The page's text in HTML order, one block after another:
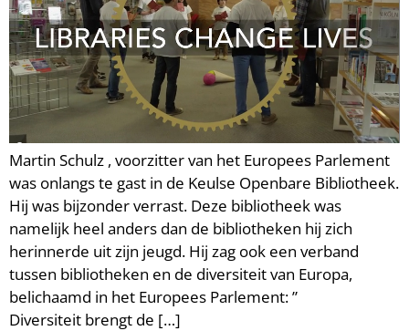
Martin Schulz , voorzitter van het Europees Parlement
was onlangs te gast in de Keulse Openbare Bibliotheek.
Hij was bijzonder verrast. Deze bibliotheek was
namelijk heel anders dan de bibliotheken hij zich
herinnerde uit zijn jeugd. Hij zag ook een verband
tussen bibliotheken en de diversiteit van Europa,
belichaamd in het Europees Parlement: ”
Diversiteit brengt de […]